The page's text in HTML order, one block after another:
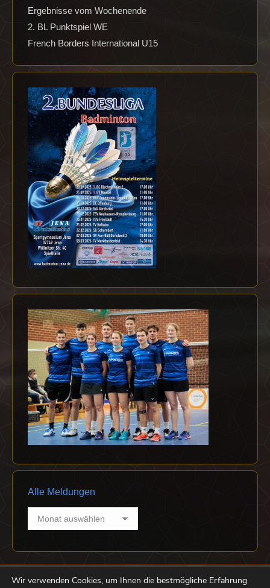
Ergebnisse vom Wochenende
2. BL Punktspiel WE
French Borders International U15
Alle Meldungen
Alle
Wir verwenden Cookies, um Ihnen die bestmögliche Erfahrung